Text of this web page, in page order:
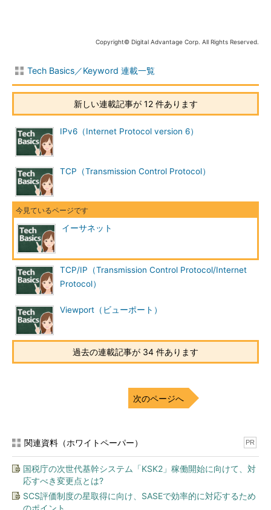
うスター型のネットワーク方式が開発され、急速に普及が進ん
イーサネットでは、各ノードが送信するパケットの構造は次の
ようになっている。
イーサネットのフレーム構造
イーサネットでは1パケットで46～1500bytesのデータを送
信できる（送信するデータが46bytes未満の場合は、何らか
のダミーデータを埋めて送信する）。
・宛先アドレス：送信先を表す6bytesの
・送信元アドレス：送信元コンピュータのMACアドレス
・タイプ：プロトコルのタイプ、もしくはデータ長
・VLANタグ：VLAN（仮想ネットワーク）のタグを表す値
・FCS：エラーチェック用の
・キャリアエクステンション：ギガビットイーサネット（10
00BASE-x）において、最小フレームサイズを512bytesに拡
大するためのダミーデータ
CSMA/CD方式における衝突検出を確実に行うためだ。
当初のイーサネットでは、1本の同軸ケーブルに多数のコンピ
ュータが接続されているが、それらを中央集権的に管理する機能
は用意されていない。代わりに各コンピュータは
CSMA/CD（Carrier Sense Multiple Access with Collision
Detection）」というアクセス制御方式を使って、送信権の確保
Copyright© Digital Advantage Corp. All Rights Reserved.
Tech Basics／Keyword 連載一覧
新しい連載記事が 12 件あります
IPv6（Internet Protocol version 6）
TCP（Transmission Control Protocol）
イーサネット
TCP/IP（Transmission Control Protocol/Internet
Protocol）
Viewport（ビューポート）
過去の連載記事が 34 件あります
次のページへ
関連資料（ホワイトペーパー） PR
国税庁の次世代基幹システム「KSK2」稼働開始に向けて、対
応すべき変更点とは?
SCS評価制度の星取得に向け、SASEで効率的に対応するため
のポイント